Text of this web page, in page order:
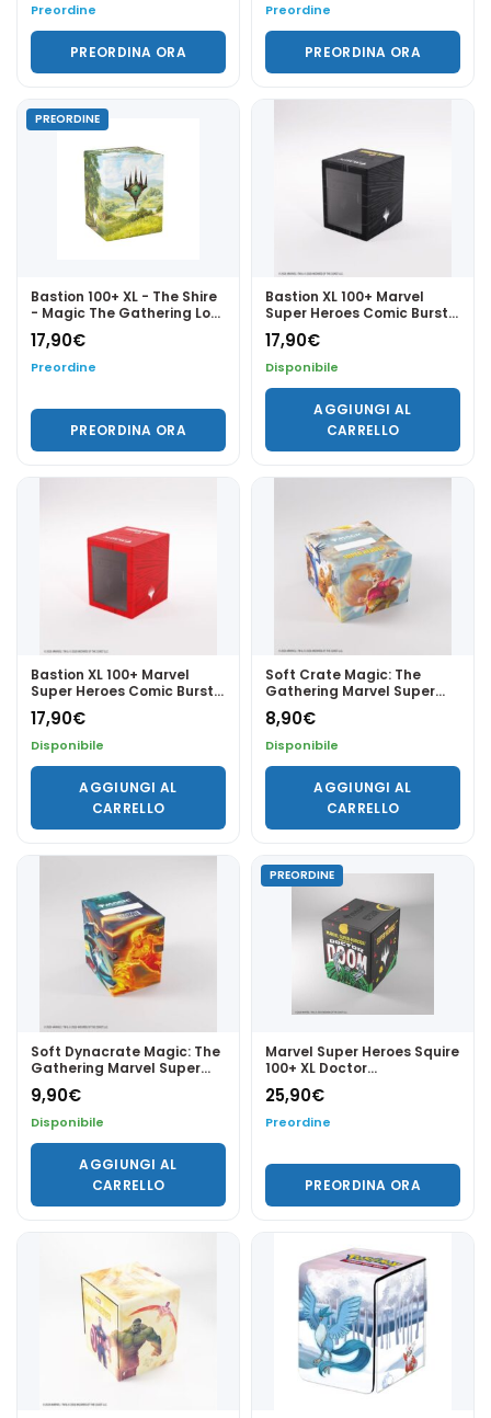
Preordine
PREORDINA ORA
Preordine
PREORDINA ORA
PREORDINE
Bastion 100+ XL - The Shire
- Magic The Gathering Lo
Hobbit
17,90€
Preordine
PREORDINA ORA
Bastion XL 100+ Marvel
Super Heroes Comic Burst
Black - GameGenic
17,90€
Disponibile
AGGIUNGI AL
CARRELLO
Bastion XL 100+ Marvel
Super Heroes Comic Burst
Red - GameGenic
17,90€
Disponibile
AGGIUNGI AL
CARRELLO
Soft Crate Magic: The
Gathering Marvel Super
Heroes 100 + - Fantastic
4/Go Nuts - Gamegenic
8,90€
Disponibile
AGGIUNGI AL
CARRELLO
Soft Dynacrate Magic: The
Gathering Marvel Super
Heroes 100 + - Fantastic
Four - Gamegenic
9,90€
Disponibile
AGGIUNGI AL
CARRELLO
PREORDINE
Marvel Super Heroes Squire
100+ XL Doctor
Doom/Spider-Man -
Gamegenic
25,90€
Preordine
PREORDINA ORA